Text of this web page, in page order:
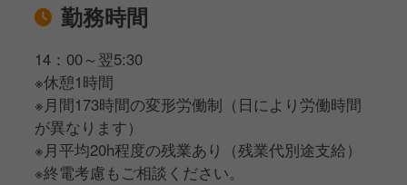
勤務時間
14：00～翌5:30
※休憩1時間
※月間173時間の変形労働制（日により労働時間
が異なります）
※月平均20h程度の残業あり（残業代別途支給）
※終電考慮もご相談ください。